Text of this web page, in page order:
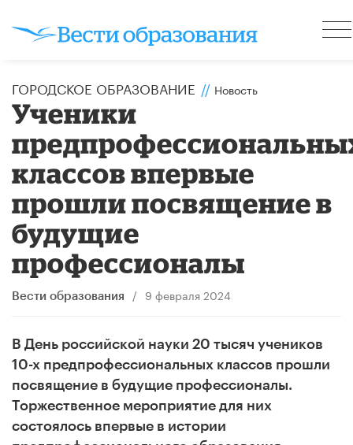
ГОРОДСКОЕ ОБРАЗОВАНИЕ // Новость
Ученики
классов впервые
прошли посвящение в
будущие
профессионалы
Вести образования / 9 февраля 2024
В День российской науки 20 тысяч учеников
10-х предпрофессиональных классов прошли
посвящение в будущие профессионалы.
Торжественное мероприятие для них
состоялось впервые в истории